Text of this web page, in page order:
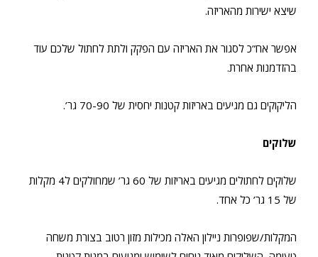
שיצא ישירות מהאריזה.
אפשר אח”כ לסגור את האריזה עם הפקק ולתת לחתול שלכם עוד
בהזדמנות אחרת.
הליקוקים גם מגיעים באריזות קטנות יחסית של 70-90 גר’.
שלוקים
שלוקים לחתולים מגיעים באריזות של 60 גר’ שמחולקים ל4 מקלות
של 15 גר’ כל אחד.
המקלות/שפופרות ניילון האלה מכילות מזון רטוב בצורת משחה